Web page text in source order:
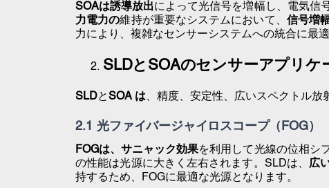
SOAは誘導放出によって光信号を増幅し 、電気信
力電力の維持が重要なシステムにおいて、 信号増
力により、複雑なセンサーシステムへの統合に最
SLDとSOAのセンサーアプリケ
SLDとSOA は、精度、安定性、広いスペクトル放
2.1 光ファイバージャイロスコープ（FOG）
FOGは、サニャック効果を利用して光線の位相シ
の性能は光源に大きく左右されます。SLDは、 広
持するため、FOGに最適な光源となります。